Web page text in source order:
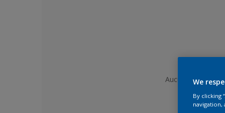
Aucune couleur
We
By clicking
navigation,